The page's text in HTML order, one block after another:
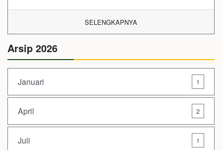
SELENGKAPNYA
Arsip 2026
Januari 1
April 2
Juli 1